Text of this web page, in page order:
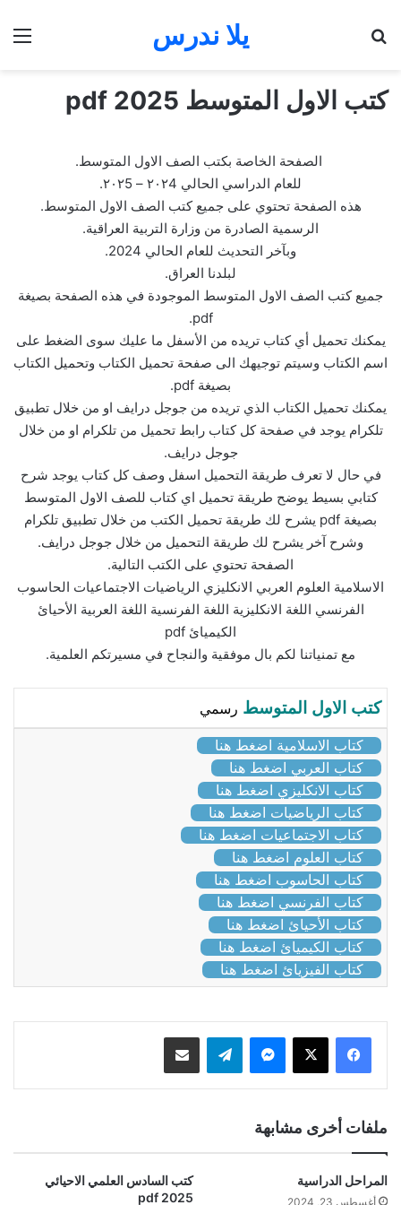
يلا ندرس
كتب الاول المتوسط 2025 pdf
الصفحة الخاصة بكتب الصف الاول المتوسط.
للعام الدراسي الحالي ٢٠٢4 – ٢٠٢5.
هذه الصفحة تحتوي على جميع كتب الصف الاول المتوسط.
الرسمية الصادرة من وزارة التربية العراقية.
وبآخر التحديث للعام الحالي 2024.
لبلدنا العراق.
جميع كتب الصف الاول المتوسط الموجودة في هذه الصفحة بصيغة
pdf.
يمكنك تحميل أي كتاب تريده من الأسفل ما عليك سوى الضغط على
اسم الكتاب وسيتم توجيهك الى صفحة تحميل الكتاب وتحميل الكتاب
بصيغة pdf.
يمكنك تحميل الكتاب الذي تريده من جوجل درايف او من خلال تطبيق
تلكرام يوجد في صفحة كل كتاب رابط تحميل من تلكرام او من خلال
جوجل درايف.
في حال لا تعرف طريقة التحميل اسفل وصف كل كتاب يوجد شرح
كتابي بسيط يوضح طريقة تحميل اي كتاب للصف الاول المتوسط
بصيغة pdf يشرح لك طريقة تحميل الكتب من خلال تطبيق تلكرام
وشرح آخر يشرح لك طريقة التحميل من خلال جوجل درايف.
الصفحة تحتوي على الكتب التالية.
الاسلامية العلوم العربي الانكليزي الرياضيات الاجتماعيات الحاسوب
الفرنسي اللغة الانكليزية اللغة الفرنسية اللغة العربية الأحيائ
الكيميائ pdf
مع تمنياتنا لكم بال موفقية والنجاح في مسيرتكم العلمية.
كتب الاول المتوسط رسمي
كتاب الاسلامية اضغط هنا
كتاب العربي اضغط هنا
كتاب الانكليزي اضغط هنا
كتاب الرياضيات اضغط هنا
كتاب الاجتماعيات اضغط هنا
كتاب العلوم اضغط هنا
كتاب الحاسوب اضغط هنا
كتاب الفرنسي اضغط هنا
كتاب الأحيائ اضغط هنا
كتاب الكيميائ اضغط هنا
كتاب الفيزيائ اضغط هنا
ماسنجر تيلقرام مشاركة عبر البريد
ملفات أخرى مشابهة
المراحل الدراسية
أغسطس 23, 2024
كتب السادس العلمي الاحيائي
2025 pdf